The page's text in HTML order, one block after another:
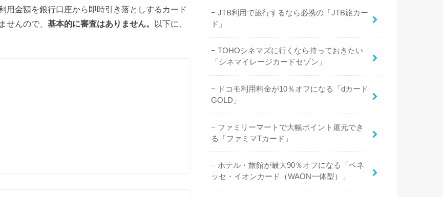
用金額を銀行口座から即時引き落としするカード
せんので、 基本的に審査はありません。 以下に、
JTB利用で旅行するなら必携の「JTB旅カー
ド」
TOHOシネマズに行くなら持っておきたい
「シネマイレージカードセゾン」
ドコモ利用料金が10％オフになる「dカード
GOLD」
ファミリーマートで大幅ポイント還元でき
る「ファミマTカード」
ホテル・旅館が最大90％オフになる「ベネ
ッセ・イオンカード（WAON一体型）」